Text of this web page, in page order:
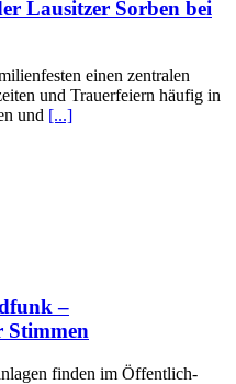
Lausitzer Sorben bei
einen zentralen
und Trauerfeiern häufig in
und [...]
–
finden im Öffentlich-